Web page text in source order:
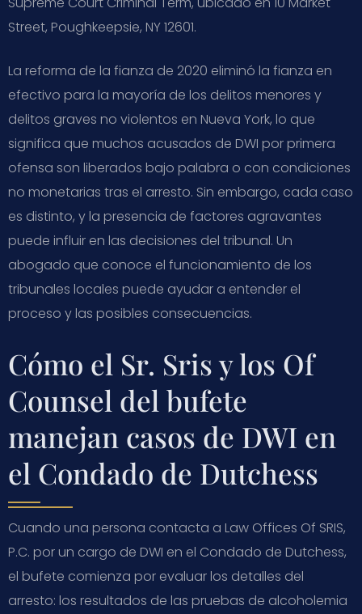
Street, Poughkeepsie, NY 12601.
La reforma de la fianza de 2020 eliminó la fianza en
efectivo para la mayoría de los delitos menores y
delitos graves no violentos en Nueva York, lo que
significa que muchos acusados de DWI por primera
ofensa son liberados bajo palabra o con condiciones
no monetarias tras el arresto. Sin embargo, cada caso
es distinto, y la presencia de factores agravantes
puede influir en las decisiones del tribunal. Un
abogado que conoce el funcionamiento de los
tribunales locales puede ayudar a entender el
proceso y las posibles consecuencias.
Cómo el Sr. Sris y los Of
Counsel del bufete
manejan casos de DWI en
el Condado de Dutchess
Cuando una persona contacta a Law Offices Of SRIS,
P.C. por un cargo de DWI en el Condado de Dutchess,
el bufete comienza por evaluar los detalles del
arresto: los resultados de las pruebas de alcoholemia